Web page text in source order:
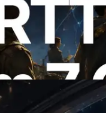
de 7 regiões
API